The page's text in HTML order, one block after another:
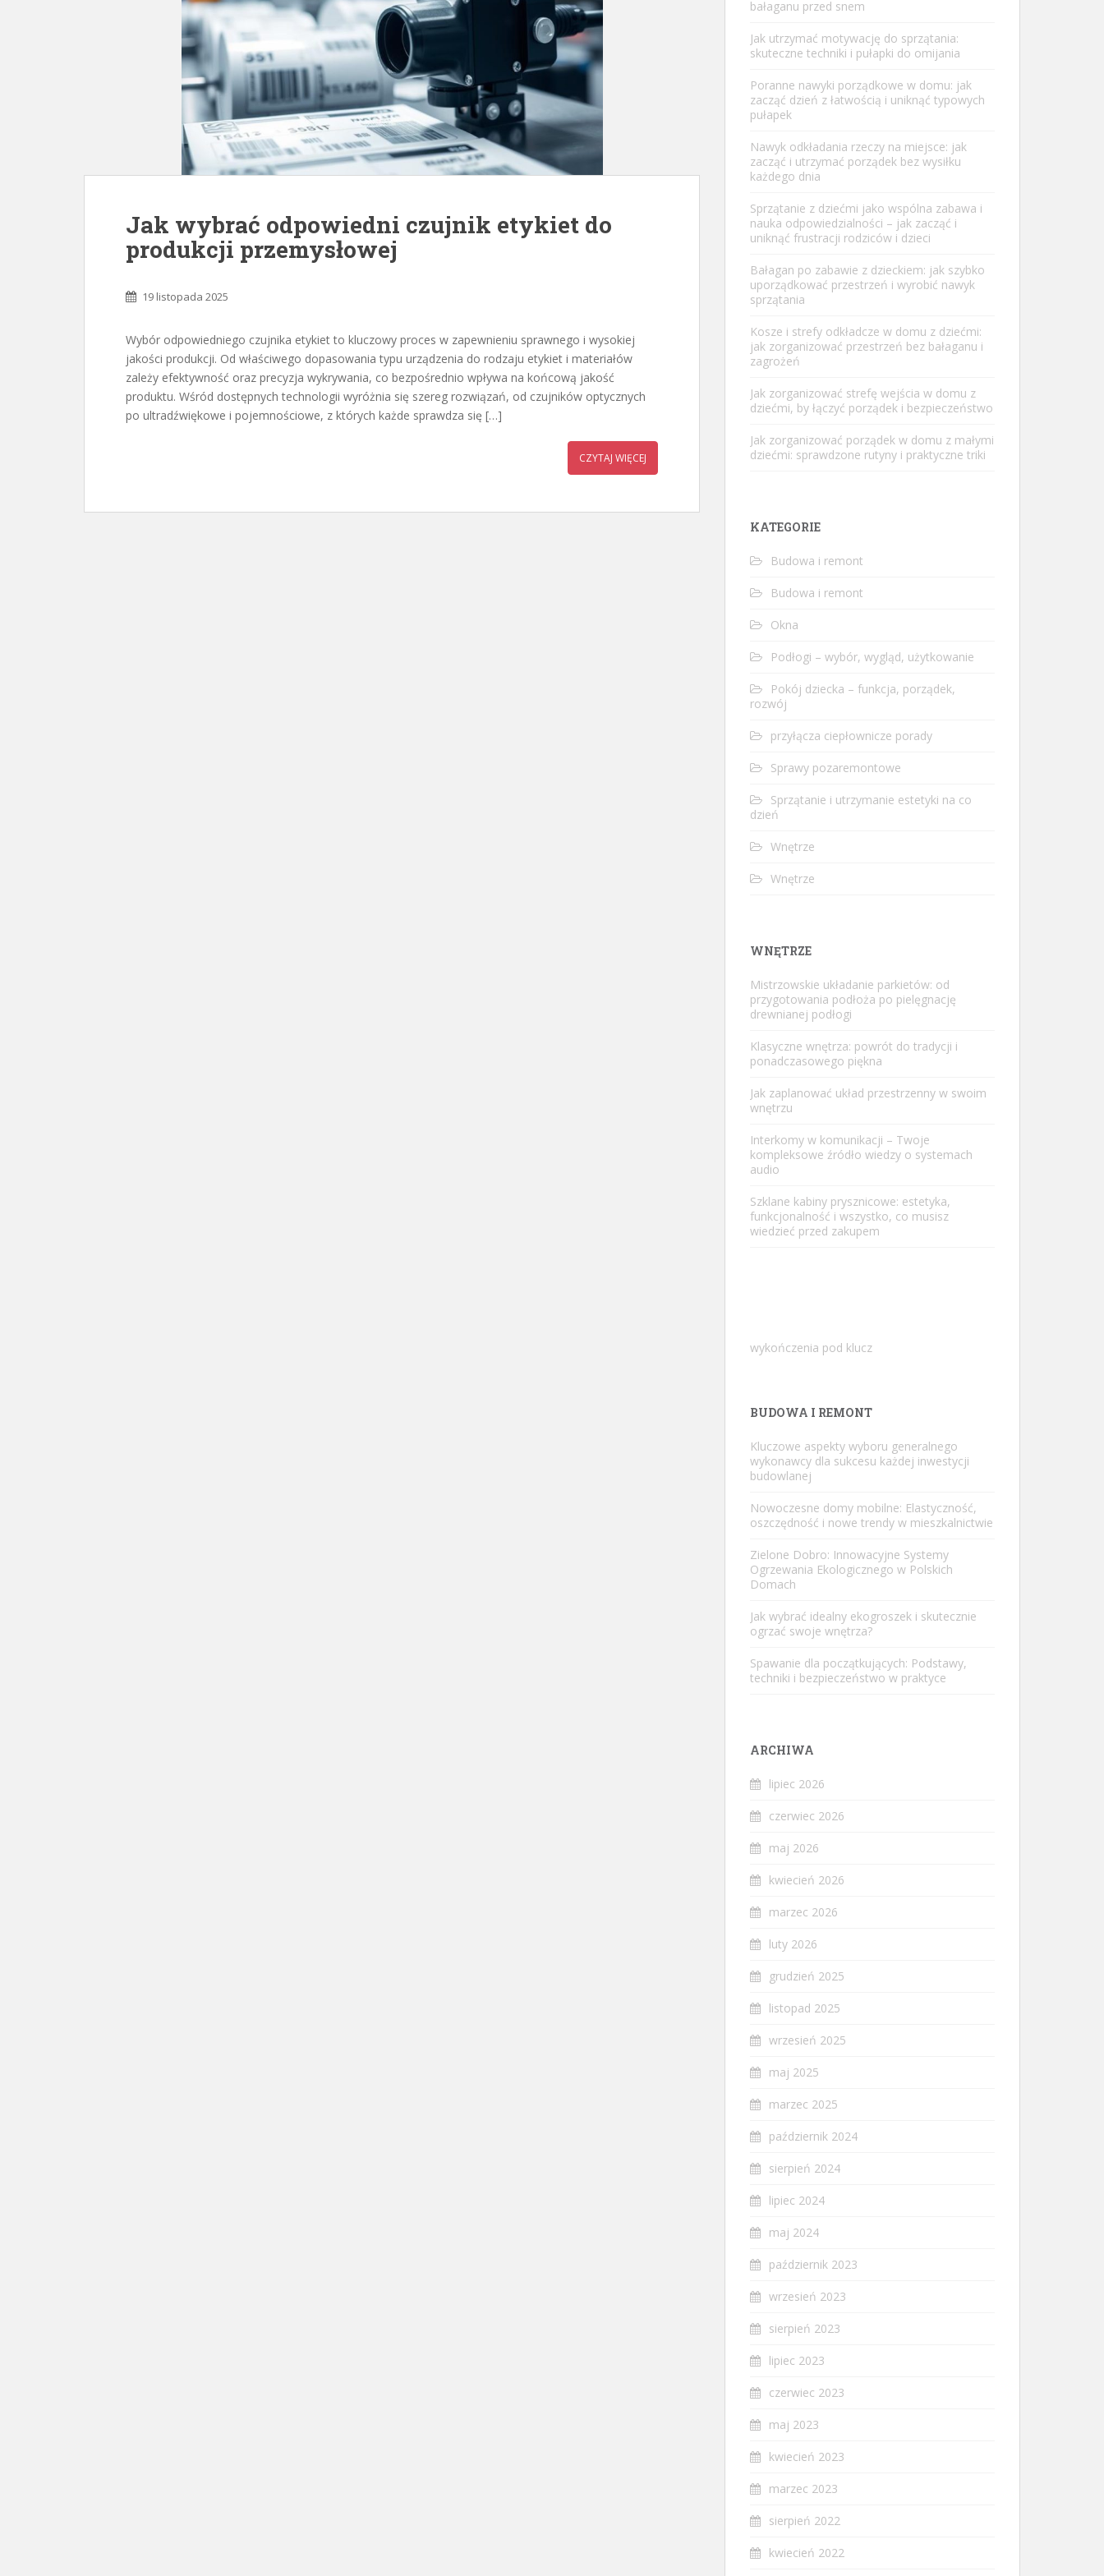
Jak wybrać odpowiedni czujnik etykiet do
produkcji przemysłowej
19 listopada 2025
Wybór odpowiedniego czujnika etykiet to kluczowy proces w zapewnieniu sprawnego i wysokiej
jakości produkcji. Od właściwego dopasowania typu urządzenia do rodzaju etykiet i materiałów
zależy efektywność oraz precyzja wykrywania, co bezpośrednio wpływa na końcową jakość
produktu. Wśród dostępnych technologii wyróżnia się szereg rozwiązań, od czujników optycznych
po ultradźwiękowe i pojemnościowe, z których każde sprawdza się […]
CZYTAJ WIĘCEJ
bałaganu przed snem
Jak utrzymać motywację do sprzątania:
skuteczne techniki i pułapki do omijania
Poranne nawyki porządkowe w domu: jak
zacząć dzień z łatwością i uniknąć typowych
pułapek
Nawyk odkładania rzeczy na miejsce: jak
zacząć i utrzymać porządek bez wysiłku
każdego dnia
Sprzątanie z dziećmi jako wspólna zabawa i
nauka odpowiedzialności – jak zacząć i
uniknąć frustracji rodziców i dzieci
Bałagan po zabawie z dzieckiem: jak szybko
uporządkować przestrzeń i wyrobić nawyk
sprzątania
Kosze i strefy odkładcze w domu z dziećmi:
jak zorganizować przestrzeń bez bałaganu i
zagrożeń
Jak zorganizować strefę wejścia w domu z
dziećmi, by łączyć porządek i bezpieczeństwo
Jak zorganizować porządek w domu z małymi
dziećmi: sprawdzone rutyny i praktyczne triki
KATEGORIE
Budowa i remont
Budowa i remont
Okna
Podłogi – wybór, wygląd, użytkowanie
Pokój dziecka – funkcja, porządek,
rozwój
przyłącza ciepłownicze porady
Sprawy pozaremontowe
Sprzątanie i utrzymanie estetyki na co
dzień
Wnętrze
Wnętrze
WNĘTRZE
Mistrzowskie układanie parkietów: od
przygotowania podłoża po pielęgnację
drewnianej podłogi
Klasyczne wnętrza: powrót do tradycji i
ponadczasowego piękna
Jak zaplanować układ przestrzenny w swoim
wnętrzu
Interkomy w komunikacji – Twoje
kompleksowe źródło wiedzy o systemach
audio
Szklane kabiny prysznicowe: estetyka,
funkcjonalność i wszystko, co musisz
wiedzieć przed zakupem
wykończenia pod klucz
BUDOWA I REMONT
Kluczowe aspekty wyboru generalnego
wykonawcy dla sukcesu każdej inwestycji
budowlanej
Nowoczesne domy mobilne: Elastyczność,
oszczędność i nowe trendy w mieszkalnictwie
Zielone Dobro: Innowacyjne Systemy
Ogrzewania Ekologicznego w Polskich
Domach
Jak wybrać idealny ekogroszek i skutecznie
ogrzać swoje wnętrza?
Spawanie dla początkujących: Podstawy,
techniki i bezpieczeństwo w praktyce
ARCHIWA
lipiec 2026
czerwiec 2026
maj 2026
kwiecień 2026
marzec 2026
luty 2026
grudzień 2025
listopad 2025
wrzesień 2025
maj 2025
marzec 2025
październik 2024
sierpień 2024
lipiec 2024
maj 2024
październik 2023
wrzesień 2023
sierpień 2023
lipiec 2023
czerwiec 2023
maj 2023
kwiecień 2023
marzec 2023
sierpień 2022
kwiecień 2022